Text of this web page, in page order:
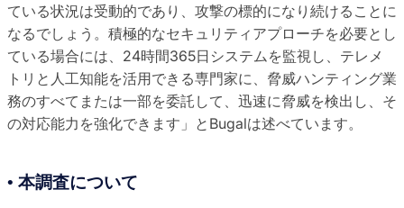
ている状況は受動的であり、攻撃の標的になり続けることに
なるでしょう。積極的なセキュリティアプローチを必要とし
ている場合には、24時間365日システムを監視し、テレメ
トリと人工知能を活用できる専門家に、脅威ハンティング業
務のすべてまたは一部を委託して、迅速に脅威を検出し、そ
の対応能力を強化できます」とBugalは述べています。
• 本調査について